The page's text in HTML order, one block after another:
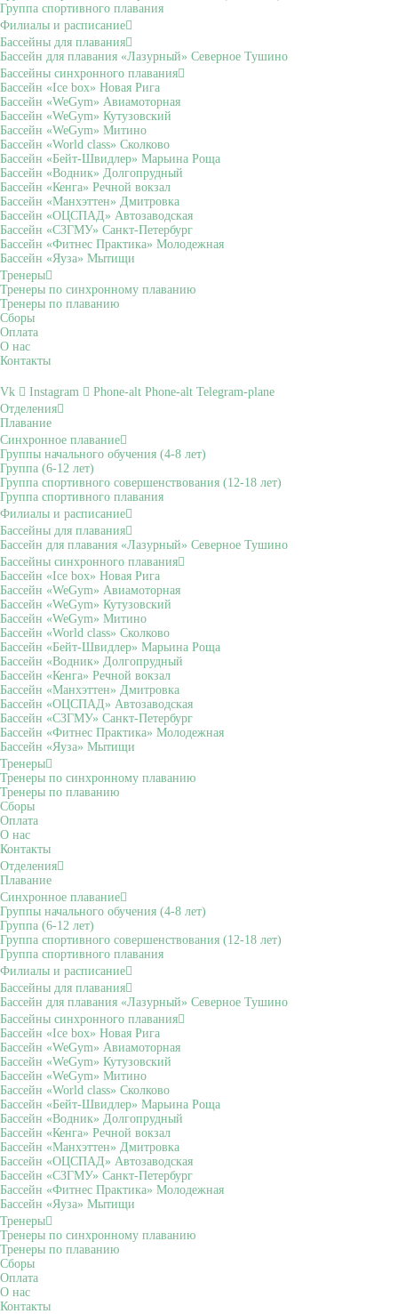
Группа спортивного плавания
Филиалы и расписание
Бассейны для плавания
Бассейн для плавания «Лазурный» Северное Тушино
Бассейны синхронного плавания
Бассейн «Ice box» Новая Рига
Бассейн «WeGym» Авиамоторная
Бассейн «WeGym» Кутузовский
Бассейн «WeGym» Митино
Бассейн «World class» Сколково
Бассейн «Бейт-Швидлер» Марьина Роща
Бассейн «Водник» Долгопрудный
Бассейн «Кенга» Речной вокзал
Бассейн «Манхэттен» Дмитровка
Бассейн «ОЦСПАД» Автозаводская
Бассейн «СЗГМУ» Санкт-Петербург
Бассейн «Фитнес Практика» Молодежная
Бассейн «Яуза» Мытищи
Тренеры
Тренеры по синхронному плаванию
Тренеры по плаванию
Сборы
Оплата
О нас
Контакты
Vk Instagram Phone-alt Phone-alt Telegram-plane
Отделения
Плавание
Синхронное плавание
Группы начального обучения (4-8 лет)
Группа (6-12 лет)
Группа спортивного совершенствования (12-18 лет)
Группа спортивного плавания
Филиалы и расписание
Бассейны для плавания
Бассейн для плавания «Лазурный» Северное Тушино
Бассейны синхронного плавания
Бассейн «Ice box» Новая Рига
Бассейн «WeGym» Авиамоторная
Бассейн «WeGym» Кутузовский
Бассейн «WeGym» Митино
Бассейн «World class» Сколково
Бассейн «Бейт-Швидлер» Марьина Роща
Бассейн «Водник» Долгопрудный
Бассейн «Кенга» Речной вокзал
Бассейн «Манхэттен» Дмитровка
Бассейн «ОЦСПАД» Автозаводская
Бассейн «СЗГМУ» Санкт-Петербург
Бассейн «Фитнес Практика» Молодежная
Бассейн «Яуза» Мытищи
Тренеры
Тренеры по синхронному плаванию
Тренеры по плаванию
Сборы
Оплата
О нас
Контакты
Отделения
Плавание
Синхронное плавание
Группы начального обучения (4-8 лет)
Группа (6-12 лет)
Группа спортивного совершенствования (12-18 лет)
Группа спортивного плавания
Филиалы и расписание
Бассейны для плавания
Бассейн для плавания «Лазурный» Северное Тушино
Бассейны синхронного плавания
Бассейн «Ice box» Новая Рига
Бассейн «WeGym» Авиамоторная
Бассейн «WeGym» Кутузовский
Бассейн «WeGym» Митино
Бассейн «World class» Сколково
Бассейн «Бейт-Швидлер» Марьина Роща
Бассейн «Водник» Долгопрудный
Бассейн «Кенга» Речной вокзал
Бассейн «Манхэттен» Дмитровка
Бассейн «ОЦСПАД» Автозаводская
Бассейн «СЗГМУ» Санкт-Петербург
Бассейн «Фитнес Практика» Молодежная
Бассейн «Яуза» Мытищи
Тренеры
Тренеры по синхронному плаванию
Тренеры по плаванию
Сборы
Оплата
О нас
Контакты